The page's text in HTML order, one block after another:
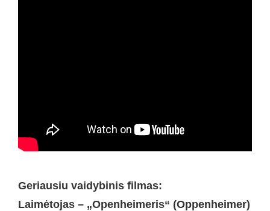
Geriausiu vaidybinis filmas:
Laimėtojas – „Openheimeris“ (Oppenheimer)